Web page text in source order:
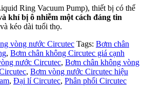
Ring Vacuum Pump), thiết bị có thể
khí bị ô nhiễm một cách đáng tin
kéo dài tuổi thọ.
vòng nước Circutec Tags: Bơm chân
, Bơm chân không Circutec giá cạnh
nước Circutec, Bơm chân không vòng
, Bơm vòng nước Circutec hiệu
, Đại lí Circutec, Phân phối Circutec